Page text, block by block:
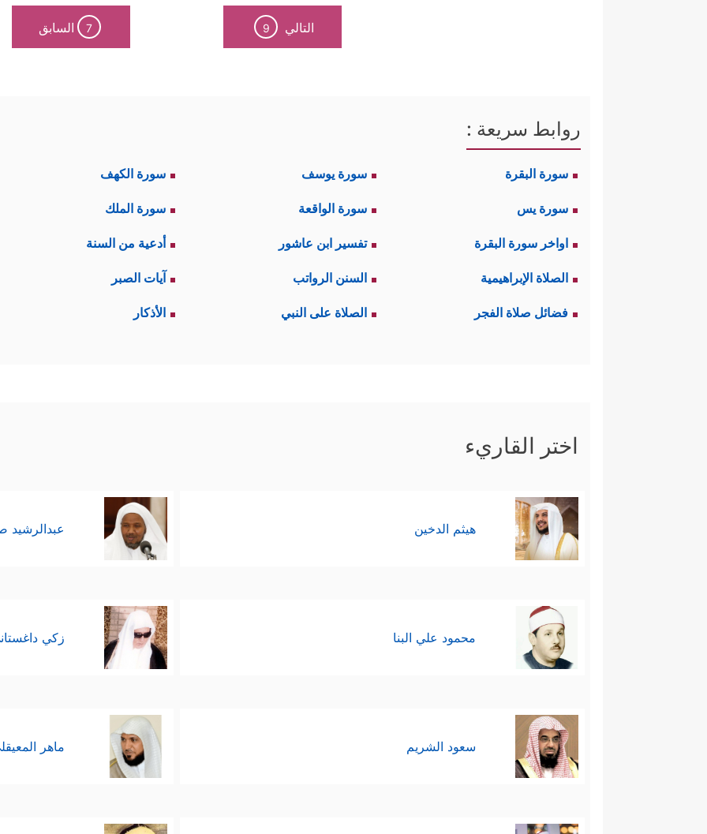
التالي 9
7 السابق
روابط سريعة :
سورة البقرة سورة يوسف سورة الكهف
سورة يس سورة الواقعة سورة الملك
اواخر سورة البقرة تفسير ابن عاشور أدعية من السنة
الصلاة الإبراهيمية السنن الرواتب آيات الصبر
فضائل صلاة الفجر الصلاة على النبي الأذكار
اختر القاريء
هيثم الدخين عبدالرشيد
محمود علي البنا زكي
سعود الشريم ماهر